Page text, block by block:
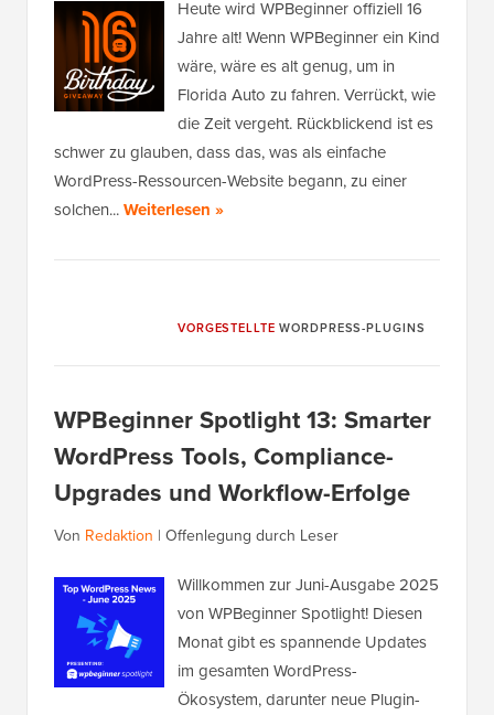
Heute wird WPBeginner offiziell 16
Jahre alt! Wenn WPBeginner ein Kind
wäre, wäre es alt genug, um in
Florida Auto zu fahren. Verrückt, wie
die Zeit vergeht. Rückblickend ist es
schwer zu glauben, dass das, was als einfache
WordPress-Ressourcen-Website begann, zu einer
solchen...Weiterlesen »
VORGESTELLTE WORDPRESS-PLUGINS
WPBeginner Spotlight 13: Smarter
WordPress Tools, Compliance-
Upgrades und Workflow-Erfolge
Von Redaktion | Offenlegung durch Leser
Willkommen zur Juni-Ausgabe 2025
von WPBeginner Spotlight! Diesen
Monat gibt es spannende Updates
im gesamten WordPress-
Ökosystem, darunter neue Plugin-